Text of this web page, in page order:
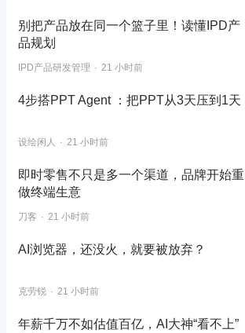
别把产品放在同一个篮子里！读懂IPD产
品规划
IPD产品研发管理 21 小时前
4步搭PPT Agent ：把PPT从3天压到1天
设绘闲人 21 小时前
即时零售不只是多一个渠道，品牌开始重
做终端生意
刀客 21 小时前
AI浏览器，还没火，就要被放弃？
克劳锐 21 小时前
年薪千万不如估值百亿，AI大神“看不上”